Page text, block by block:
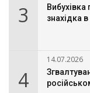
3
знахідка
4
14.07.2026